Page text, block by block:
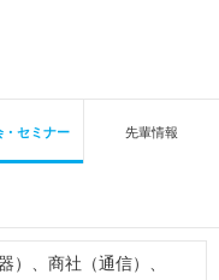
・セミナー 先輩情報
）
商社（通信）